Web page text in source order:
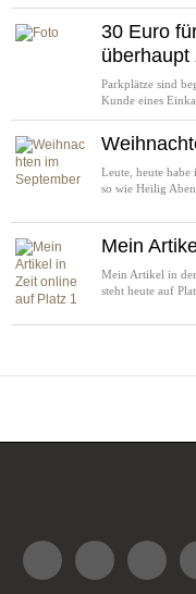
30 Euro
überhaupt
Parkplätze sind
Kunde eines
Leute, heute habe
so wie Heilig
Mein
Mein Artikel in
steht heute auf